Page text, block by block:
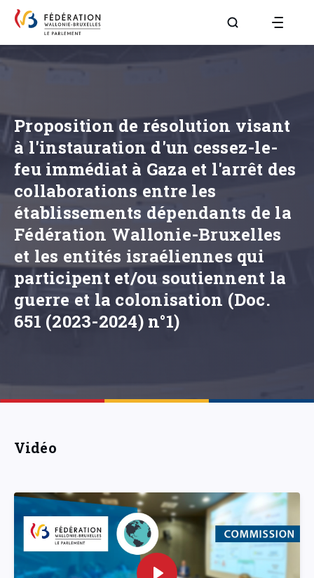
Aller à la page
Proposition de résolution visant
à l'instauration d'un cessez-le-
feu immédiat à Gaza et l'arrêt des
collaborations entre les
établissements dépendants de la
Fédération Wallonie-Bruxelles
et les entités israéliennes qui
participent et/ou soutiennent la
guerre et la colonisation (Doc.
651 (2023-2024) n°1)
Vidéo